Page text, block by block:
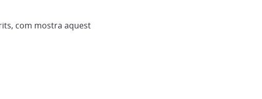
com mostra aquest